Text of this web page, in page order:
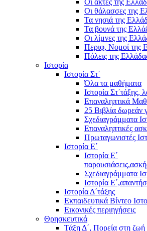
Οι ακτές της
Οι θάλασσες της
Τα νησιά της
Τα βουνά της
Οι λίμνες της
Περιφ, Νομοί της
Πόλεις της
Ιστορία
Ιστορία Στ΄
Όλα τα μαθήματα
Ιστορία Στ΄τάξης,
Επαναληπτικά
25 Βιβλία δωρεάν
Σχεδιαγράμματα
Επαναληπτικές
Πρωταγωνιστές
Ιστορία Ε΄
Ιστορία Ε΄
Σχεδιαγράμματα
Ιστορία
Ιστορία Δ΄τάξης
Εκπαιδευτικά Βίντεο
Εικονικές περιηγήσεις
Θρησκευτικά
Τάξη Δ΄, Πορεία στη ζωή